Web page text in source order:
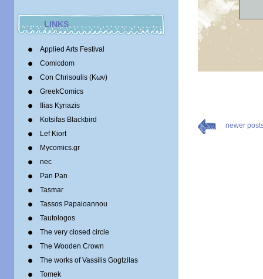
LINKS
Applied Arts Festival
Comicdom
Con Chrisoulis (Κων)
GreekComics
Ilias Kyriazis
Kotsifas Blackbird
Lef Kiort
Mycomics.gr
nec
Pan Pan
Tasmar
Tassos Papaioannou
Tautologos
The very closed circle
The Wooden Crown
The works of Vassilis Gogtzilas
Tomek
newer